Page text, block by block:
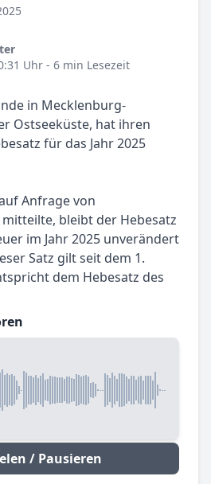
Uhr - 6 min Lesezeit
in Mecklenburg-
Ostseeküste, hat ihren
für das Jahr 2025
Anfrage von
bleibt der Hebesatz
im Jahr 2025 unverändert
Satz gilt seit dem 1.
dem Hebesatz des
/ Pausieren